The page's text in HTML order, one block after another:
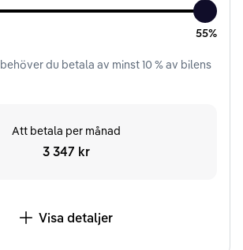
55%
behöver du betala av minst10% av bilens
Att betala per månad
3 347 kr
Visa detaljer